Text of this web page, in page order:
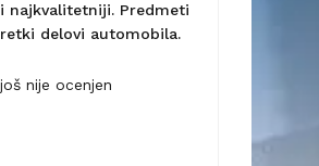
najkvalitetniji. Predmeti
delovi automobila.
nije ocenjen